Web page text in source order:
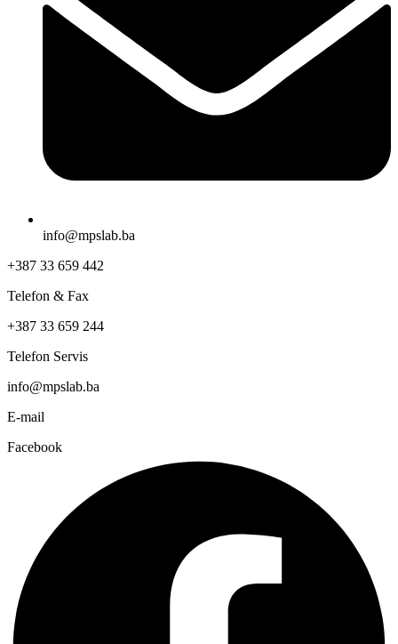
info@mpslab.ba
+387 33 659 442
Telefon & Fax
+387 33 659 244
Telefon Servis
info@mpslab.ba
E-mail
Facebook